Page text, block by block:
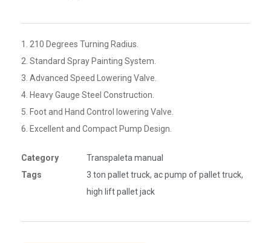
1. 210 Degrees Turning Radius.
2. Standard Spray Painting System.
3. Advanced Speed Lowering Valve.
4. Heavy Gauge Steel Construction.
5. Foot and Hand Control lowering Valve.
6. Excellent and Compact Pump Design.
Category
Transpaleta manual
Tags
3 ton pallet truck, ac pump of pallet truck,
high lift pallet jack